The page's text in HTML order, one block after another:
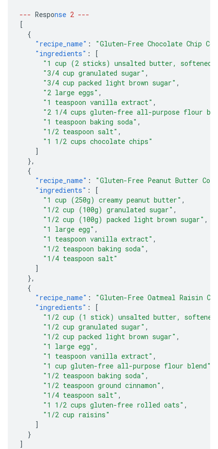
--- Response 2 ---
[
{
"recipe_name" :
"Gluten-Free Chocolate Chip
"ingredients" :
[
"1 cup (2 sticks) unsalted butter, softened"
"3/4 cup granulated sugar" ,
"3/4 cup packed light brown sugar" ,
"2 large eggs" ,
"1 teaspoon vanilla extract" ,
"2 1/4 cups gluten-free all-purpose flour
"1 teaspoon baking soda" ,
"1/2 teaspoon salt" ,
"1 1/2 cups chocolate chips"
]
},
{
"recipe_name" :
"Gluten-Free Peanut Butter
"ingredients" :
[
"1 cup (250g) creamy peanut butter" ,
"1/2 cup (100g) granulated sugar" ,
"1/2 cup (100g) packed light brown sugar" ,
"1 large egg" ,
"1 teaspoon vanilla extract" ,
"1/2 teaspoon baking soda" ,
"1/4 teaspoon salt"
]
},
{
"recipe_name" :
"Gluten-Free Oatmeal Raisin
"ingredients" :
[
"1/2 cup (1 stick) unsalted butter,
"1/2 cup granulated sugar" ,
"1/2 cup packed light brown sugar" ,
"1 large egg" ,
"1 teaspoon vanilla extract" ,
"1 cup gluten-free all-purpose flour blend"
"1/2 teaspoon baking soda" ,
"1/2 teaspoon ground cinnamon" ,
"1/4 teaspoon salt" ,
"1 1/2 cups gluten-free rolled oats" ,
"1/2 cup raisins"
]
}
]